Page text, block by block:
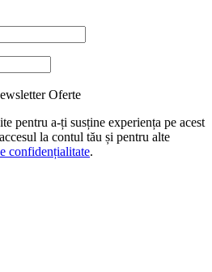
Oferte
pentru a-ți susține experiența pe acest
la contul tău și pentru alte
confidențialitate.